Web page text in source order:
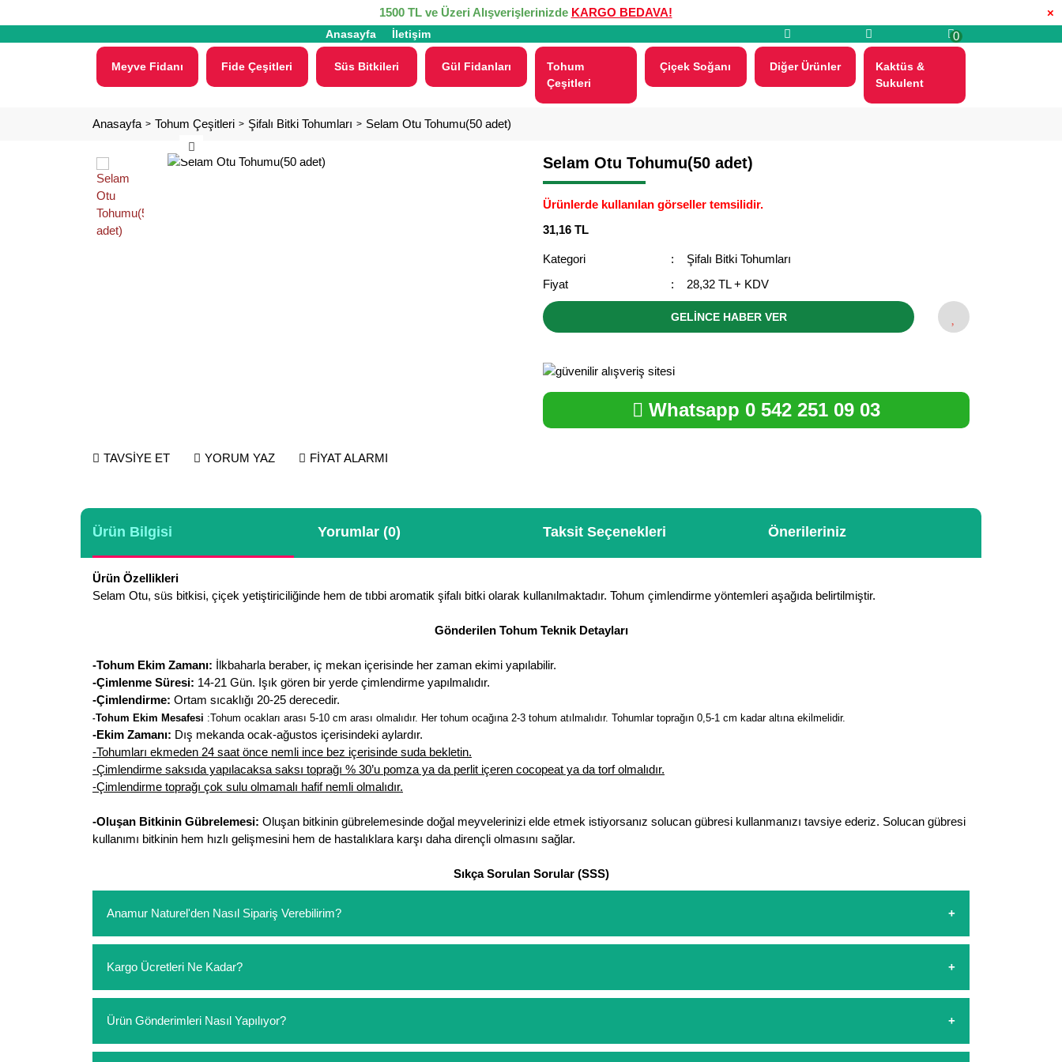
×
1500 TL ve Üzeri Alışverişlerinizde KARGO BEDAVA!
Anasayfa İletişim 0
Meyve Fidanı Fide Çeşitleri Süs Bitkileri Gül Fidanları
Tohum
Çeşitleri
Çiçek Soğanı Diğer Ürünler
Kaktüs &
Sukulent
Anasayfa Tohum Çeşitleri Şifalı Bitki Tohumları Selam Otu Tohumu(50 adet)
TAVSİYE ET YORUM YAZ FİYAT ALARMI
Selam Otu Tohumu(50 adet)
Ürünlerde kullanılan görseller temsilidir.
31,16 TL
Kategori
Şifalı Bitki Tohumları
Fiyat
28,32 TL + KDV
GELİNCE HABER VER
Whatsapp 0 542 251 09 03
Ürün Bilgisi Yorumlar (0) Taksit Seçenekleri Önerileriniz
Ürün Özellikleri
Selam Otu, süs bitkisi, çiçek yetiştiriciliğinde hem de tıbbi aromatik şifalı bitki olarak kullanılmaktadır. Tohum çimlendirme yöntemleri aşağıda belirtilmiştir.
Gönderilen Tohum Teknik Detayları
-Tohum Ekim Zamanı: İlkbaharla beraber, iç mekan içerisinde her zaman ekimi yapılabilir.
-Çimlenme Süresi: 14-21 Gün. Işık gören bir yerde çimlendirme yapılmalıdır.
-Çimlendirme: Ortam sıcaklığı 20-25 derecedir.
-Tohum Ekim Mesafesi :Tohum ocakları arası 5-10 cm arası olmalıdır. Her tohum ocağına 2-3 tohum atılmalıdır. Tohumlar toprağın 0,5-1 cm kadar altına ekilmelidir.
-Ekim Zamanı: Dış mekanda ocak-ağustos içerisindeki aylardır.
-Tohumları ekmeden 24 saat önce nemli ince bez içerisinde suda bekletin.
-Çimlendirme saksıda yapılacaksa saksı toprağı % 30’u pomza ya da perlit içeren cocopeat ya da torf olmalıdır.
-Çimlendirme toprağı çok sulu olmamalı hafif nemli olmalıdır.
-Oluşan Bitkinin Gübrelemesi: Oluşan bitkinin gübrelemesinde doğal meyvelerinizi elde etmek istiyorsanız solucan gübresi kullanmanızı tavsiye ederiz. Solucan gübresi
kullanımı bitkinin hem hızlı gelişmesini hem de hastalıklara karşı daha dirençli olmasını sağlar.
Sıkça Sorulan Sorular (SSS)
Anamur Naturel'den Nasıl Sipariş Verebilirim?
sipariş verebilirsiniz. Sitemizden vereceğiniz siparişlerin ödemelerini sipariş verdikten sonra havale/eft veya sipariş aşamasında kredi kartı ile yapabilirsiniz. Kapıda
ödeme yoktur.
Kargo Ücretleri Ne Kadar?
siparişlerinizde sepetinizdeki ürünleri hacimlerine göre bir kargo ücreti ödeme aşamasında sepetinize eklenecektir.
Ürün Gönderimleri Nasıl Yapılıyor?